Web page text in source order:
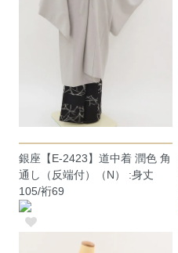
銀座【E-2423】道中着 潤色 角
通し（反端付）（N） :身丈
105/裄69